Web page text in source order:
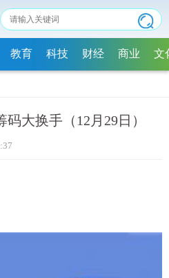
教育 科技 财经 商业 文
大换手（12月29日）